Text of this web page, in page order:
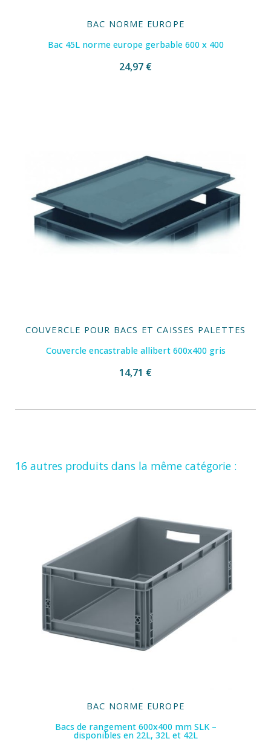
BAC NORME EUROPE
Bac 45L norme europe gerbable 600 x 400
24,97 €
COUVERCLE POUR BACS ET CAISSES PALETTES
Couvercle encastrable allibert 600x400 gris
14,71 €
16 autres produits dans la même catégorie :
BAC NORME EUROPE
Bacs de rangement 600x400 mm SLK –
disponibles en 22L, 32L et 42L